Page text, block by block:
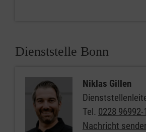
Dienststelle Bonn
Niklas Gillen
Tel. 0228 96992-
Nachricht